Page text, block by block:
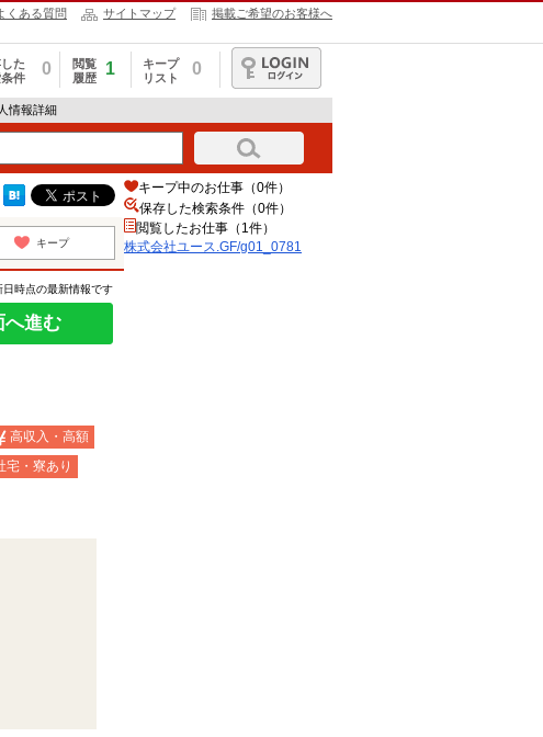
くある質問 サイトマップ 掲載ご希望のお客様へ
た
件
0
閲覧
履歴
1
キープ
リスト
0
ログイン
情報詳細
キープ
時点の最新情報です
へ進む
高収入・高額
宅・寮あり
キープ中のお仕事（0件）
保存した検索条件（0件）
閲覧したお仕事（1件）
株式会社ユース.GF/g01_0781